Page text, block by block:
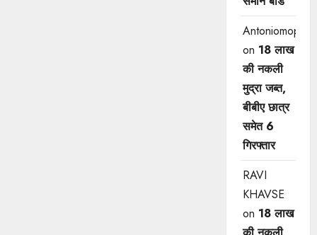
Antoniomop
on 18 लाख
की नकली
मुद्रा जब्त,
बीबीए छात्र
समेत 6
गिरफ्तार
RAVI
KHAVSE
on 18 लाख